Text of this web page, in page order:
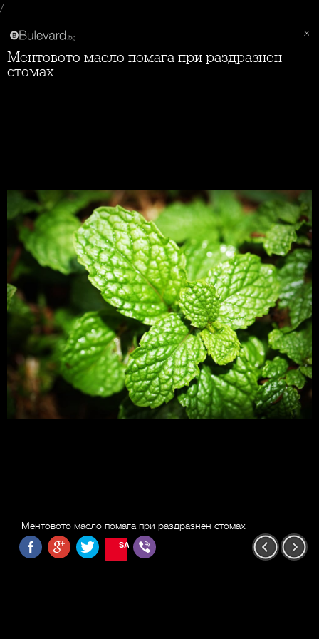
/
Ментовото масло помага при раздразнен
стомах
Ментовото масло помага при раздразнен стомах
SAVE